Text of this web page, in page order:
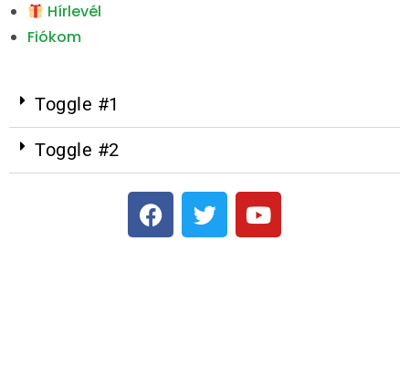
Hírlevél
Fiókom
Toggle #1
Toggle #2